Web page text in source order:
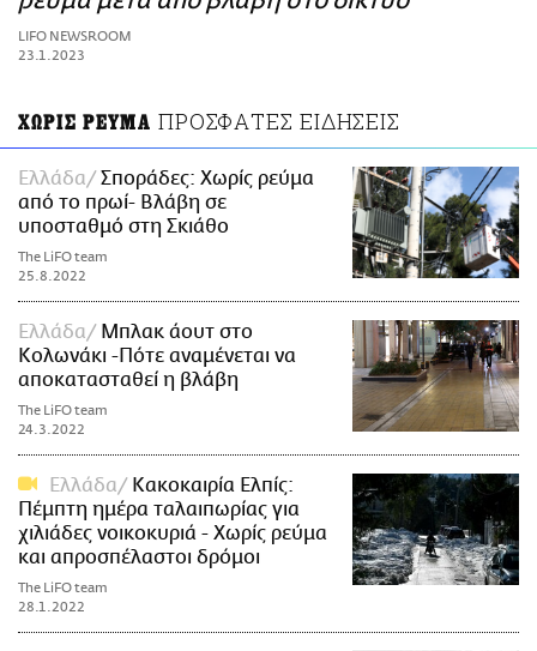
ΑΜΠΑ
PRINT
LIFO NEWSROOM
23.1.2023
ΧΩΡΙΣ ΡΕΥΜΑ ΠΡΟΣΦΑΤΕΣ ΕΙΔΗΣΕΙΣ
Ελλάδα
Σποράδες: Χωρίς ρεύμα
από το πρωί- Βλάβη σε
υποσταθμό στη Σκιάθο
The LiFO team
25.8.2022
Ελλάδα
Μπλακ άουτ στο
Κολωνάκι -Πότε αναμένεται να
αποκατασταθεί η βλάβη
The LiFO team
24.3.2022
Ελλάδα
Κακοκαιρία Ελπίς:
Πέμπτη ημέρα ταλαιπωρίας για
χιλιάδες νοικοκυριά - Χωρίς ρεύμα
και απροσπέλαστοι δρόμοι
The LiFO team
28.1.2022